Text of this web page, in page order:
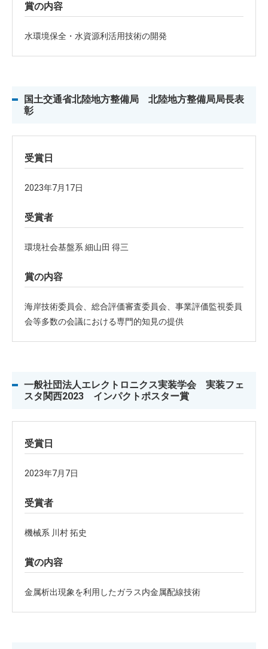
賞の内容
水環境保全・水資源利活用技術の開発
国土交通省北陸地方整備局 北陸地方整備局局長表
彰
受賞日
2023年7月17日
受賞者
環境社会基盤系 細山田 得三
賞の内容
海岸技術委員会、総合評価審査委員会、事業評価監視委員
会等多数の会議における専門的知見の提供
一般社団法人エレクトロニクス実装学会 実装フェ
スタ関西2023 インパクトポスター賞
受賞日
2023年7月7日
受賞者
機械系 川村 拓史
賞の内容
金属析出現象を利用したガラス内金属配線技術